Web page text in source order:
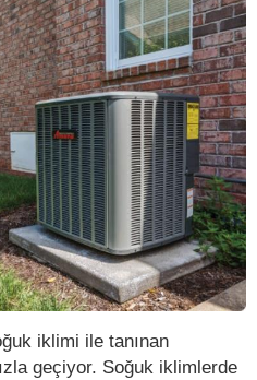
iklimi ile tanınan
geçiyor. Soğuk iklimlerde